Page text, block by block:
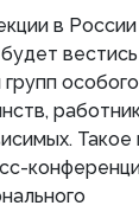
в России
вестись
Такое